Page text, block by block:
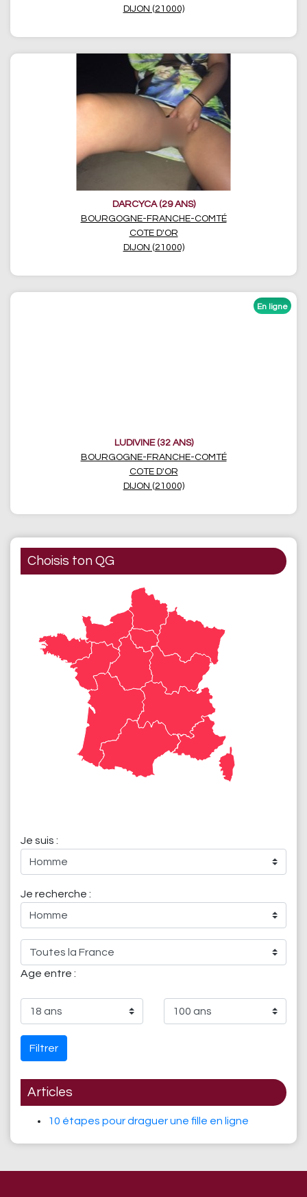
DIJON (21000)
DARCYCA (29 ANS)
BOURGOGNE-FRANCHE-COMTÉ
COTE D'OR
DIJON (21000)
LUDIVINE (32 ANS)
BOURGOGNE-FRANCHE-COMTÉ
COTE D'OR
DIJON (21000)
Choisis ton QG
Je suis :
Je recherche :
Age entre :
Filtrer
Articles
10 étapes pour draguer une fille en ligne